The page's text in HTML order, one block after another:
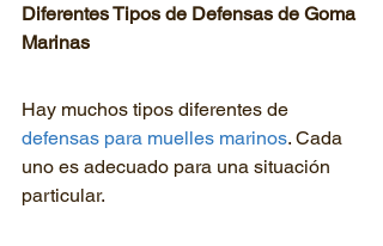
Diferentes Tipos de Defensas de Goma
Marinas
Hay muchos tipos diferentes de
defensas para muelles marinos. Cada
uno es adecuado para una situación
particular.